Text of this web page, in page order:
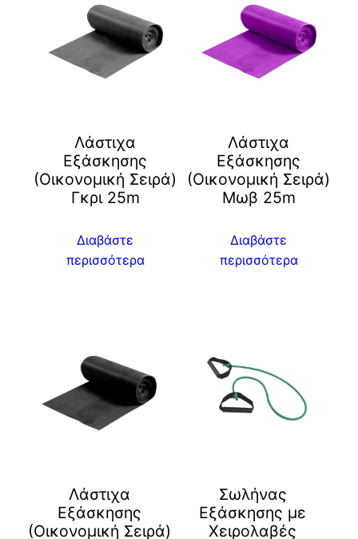
Λάστιχα
Εξάσκησης
(Οικονομική Σειρά)
Γκρι 25m
Διαβάστε
περισσότερα
Λάστιχα
Εξάσκησης
(Οικονομική Σειρά)
Μωβ 25m
Διαβάστε
περισσότερα
Λάστιχα
Εξάσκησης
(Οικονομική Σειρά)
Σωλήνας
Εξάσκησης με
Χειρολαβές